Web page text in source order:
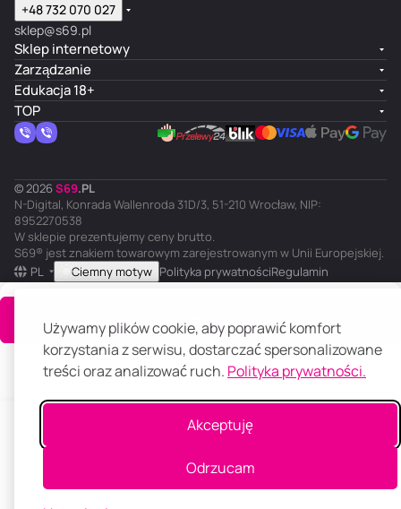
Używamy plików cookie, aby poprawić komfort
korzystania z serwisu, dostarczać spersonalizowane
treści oraz analizować ruch. Polityka prywatności.
Akceptuję
Odrzucam
Do koszyka
+48 732 070 027
sklep@s69.pl
Sklep internetowy
Zarządzanie
Edukacja 18+
TOP
© 2026 S69.PL
N-Digital, Konrada Wallenroda 31D/3, 51-210 Wrocław, NIP:
8952270538
W sklepie prezentujemy ceny brutto.
S69® jest znakiem towarowym zarejestrowanym w Unii Europejskiej.
PL
Ciemny motyw Polityka prywatnościRegulamin